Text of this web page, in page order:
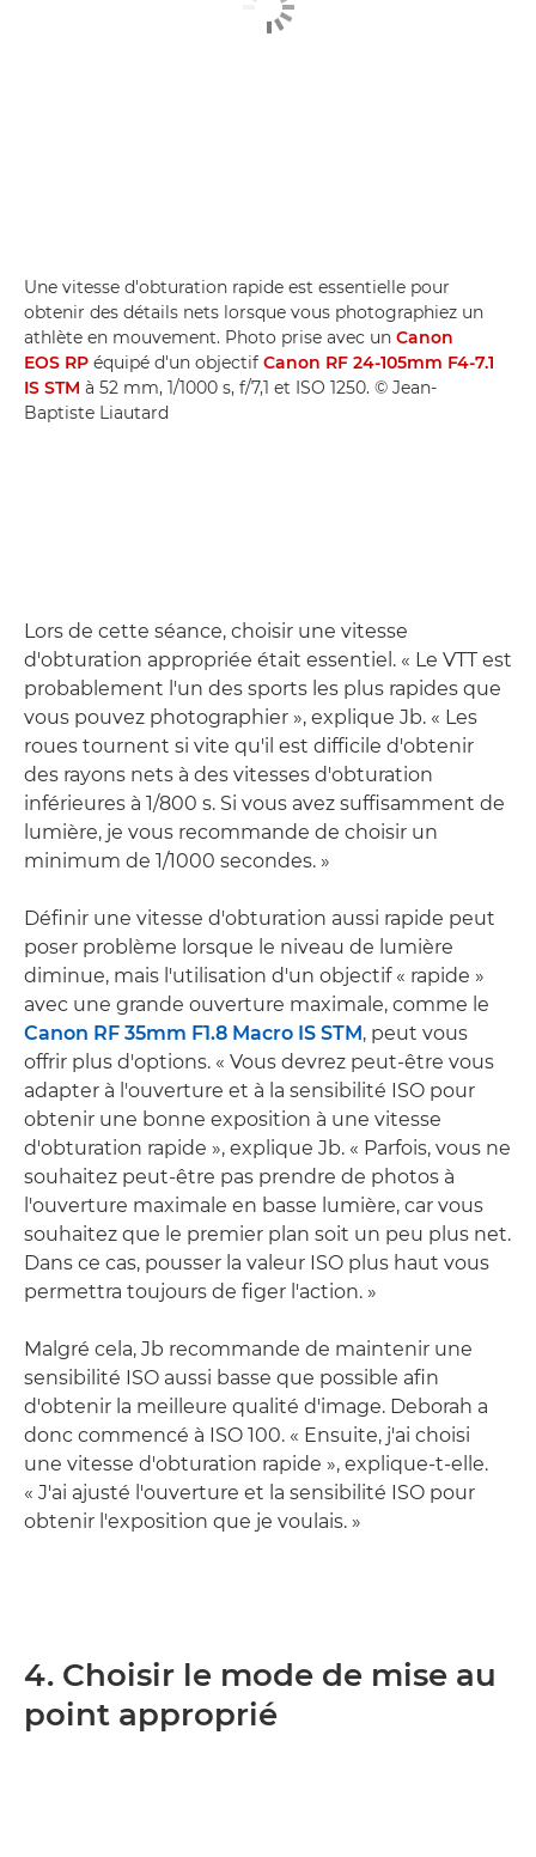
Une vitesse d'obturation rapide est essentielle pour
obtenir des détails nets lorsque vous photographiez un
athlète en mouvement. Photo prise avec un Canon
EOS RP équipé d'un objectif Canon RF 24-105mm F4-7.1
IS STM à 52 mm, 1/1000 s, f/7,1 et ISO 1250. © Jean-
Baptiste Liautard
Lors de cette séance, choisir une vitesse
d'obturation appropriée était essentiel. « Le VTT est
probablement l'un des sports les plus rapides que
vous pouvez photographier », explique Jb. « Les
roues tournent si vite qu'il est difficile d'obtenir
des rayons nets à des vitesses d'obturation
inférieures à 1/800 s. Si vous avez suffisamment de
lumière, je vous recommande de choisir un
minimum de 1/1000 secondes. »
Définir une vitesse d'obturation aussi rapide peut
poser problème lorsque le niveau de lumière
diminue, mais l'utilisation d'un objectif « rapide »
avec une grande ouverture maximale, comme le
Canon RF 35mm F1.8 Macro IS STM, peut vous
offrir plus d'options. « Vous devrez peut-être vous
adapter à l'ouverture et à la sensibilité ISO pour
obtenir une bonne exposition à une vitesse
d'obturation rapide », explique Jb. « Parfois, vous ne
souhaitez peut-être pas prendre de photos à
l'ouverture maximale en basse lumière, car vous
souhaitez que le premier plan soit un peu plus net.
Dans ce cas, pousser la valeur ISO plus haut vous
permettra toujours de figer l'action. »
Malgré cela, Jb recommande de maintenir une
sensibilité ISO aussi basse que possible afin
d'obtenir la meilleure qualité d'image. Deborah a
donc commencé à ISO 100. « Ensuite, j'ai choisi
une vitesse d'obturation rapide », explique-t-elle.
« J'ai ajusté l'ouverture et la sensibilité ISO pour
obtenir l'exposition que je voulais. »
4. Choisir le mode de mise au
point approprié